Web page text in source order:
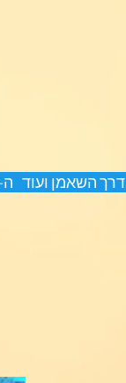
דרך השאמן ועוד